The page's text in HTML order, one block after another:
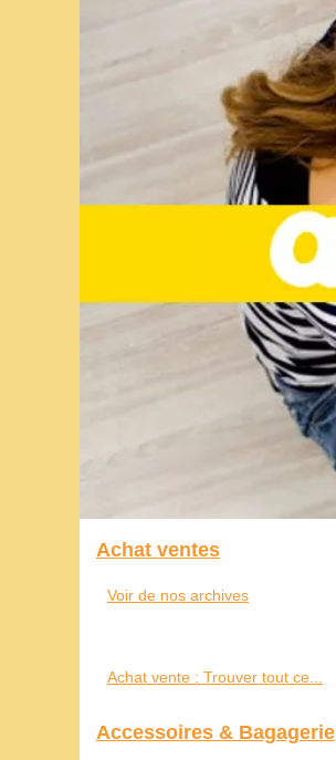
Achat ventes
Voir de nos archives
Achat vente : Trouver tout ce...
Accessoires & Bagagerie